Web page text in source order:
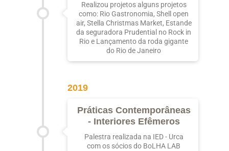
Realizou projetos alguns projetos
como: Rio Gastronomia, Shell open
air, Stella Christmas Market, Estande
da seguradora Prudential no Rock in
Rio e Lançamento da roda gigante
do Rio de Janeiro
2019
Práticas Contemporâneas
- Interiores Efêmeros
Palestra realizada na IED - Urca
com os sócios do BoLHA LAB